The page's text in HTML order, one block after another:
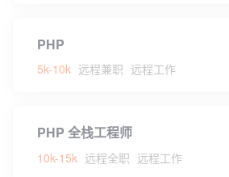
PHP
5k-10k 远程兼职 远程工作
PHP 全栈工程师
10k-15k 远程全职 远程工作